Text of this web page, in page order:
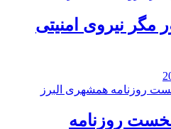
مگر نیروی امنیتی
روزنامه‌